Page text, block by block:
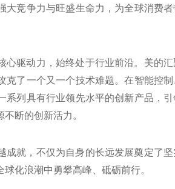
大竞争力与旺盛生命力，为全球消费
心驱动力，始终处于行业前沿。美的
克了一个又一个技术难题。在智能控
系列具有行业领先水平的创新产品，
断的创新活力。
成就，不仅为自身的长远发展奠定了
化浪潮中勇攀高峰、砥砺前行。